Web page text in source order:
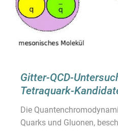
Gitter-QCD-
Tetraquark-
Die
Quarks und Gluonen,